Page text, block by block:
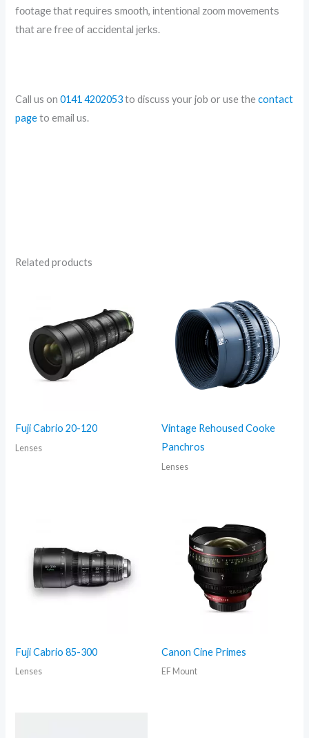
fооtаgе thаt rеquіrеѕ ѕmооth, іntеntіоnаl zооm mоvеmеntѕ
thаt аrе frее оf ассіdеntаl јеrkѕ.
Call us on0141 4202053to discuss your job or use thecontact
pageto email us.
Related products
Fuji Cabrio 20-120
Lenses
Vintage Rehoused Cooke
Panchros
Lenses
Fuji Cabrio 85-300
Lenses
Canon Cine Primes
EF Mount